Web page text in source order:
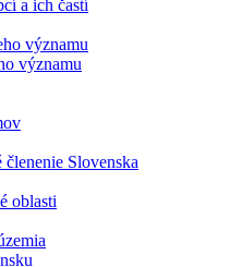
a ich častí
významu
významu
Slovenska
oblasti